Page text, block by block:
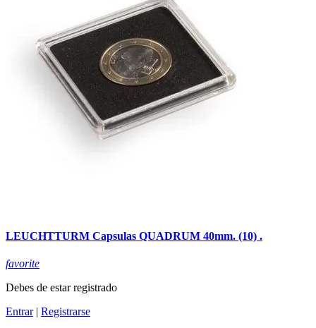
LEUCHTTURM Capsulas QUADRUM 40mm. (10) .
favorite
Debes de estar registrado
Entrar| Registrarse